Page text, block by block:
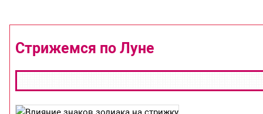
Стрижемся по Луне